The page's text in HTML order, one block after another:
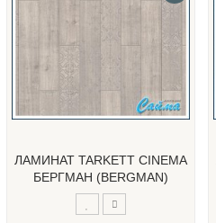
ЛАМИНАТ TARKETT CINEMA
БЕРГМАН (BERGMAN)